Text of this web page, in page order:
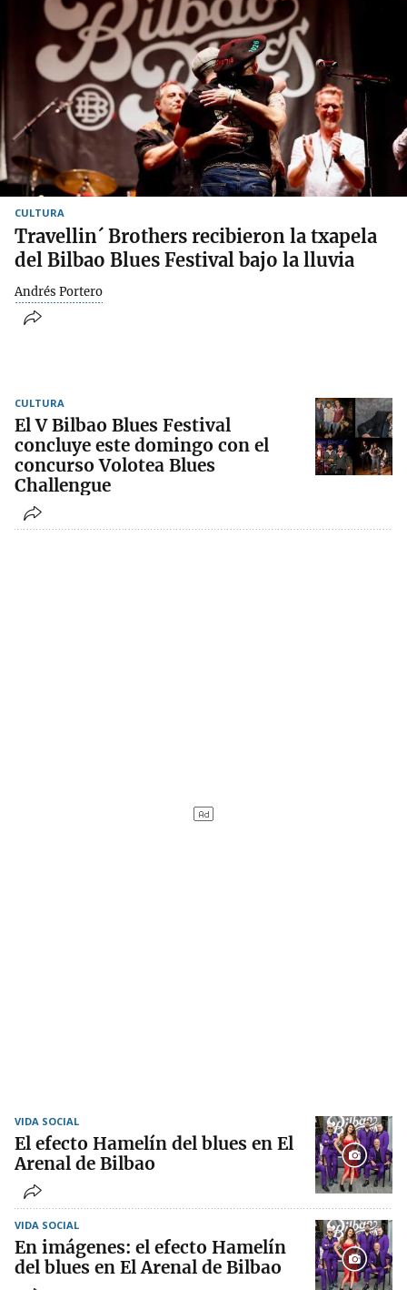
CULTURA
Travellin´ Brothers recibieron la txapela
del Bilbao Blues Festival bajo la lluvia
Andrés Portero
CULTURA
El V Bilbao Blues Festival
concluye este domingo con el
concurso Volotea Blues
Challengue
VIDA SOCIAL
El efecto Hamelín del blues en El
Arenal de Bilbao
VIDA SOCIAL
En imágenes: el efecto Hamelín
del blues en El Arenal de Bilbao